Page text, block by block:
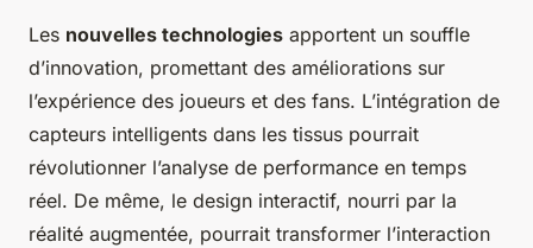
Les nouvelles technologies apportent un souffle
d’innovation, promettant des améliorations sur
l’expérience des joueurs et des fans. L’intégration de
capteurs intelligents dans les tissus pourrait
révolutionner l’analyse de performance en temps
réel. De même, le design interactif, nourri par la
réalité augmentée, pourrait transformer l’interaction